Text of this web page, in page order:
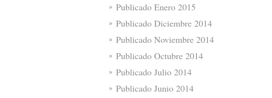
Publicado Enero 2015
Publicado Diciembre 2014
Publicado Noviembre 2014
Publicado Octubre 2014
Publicado Julio 2014
Publicado Junio 2014